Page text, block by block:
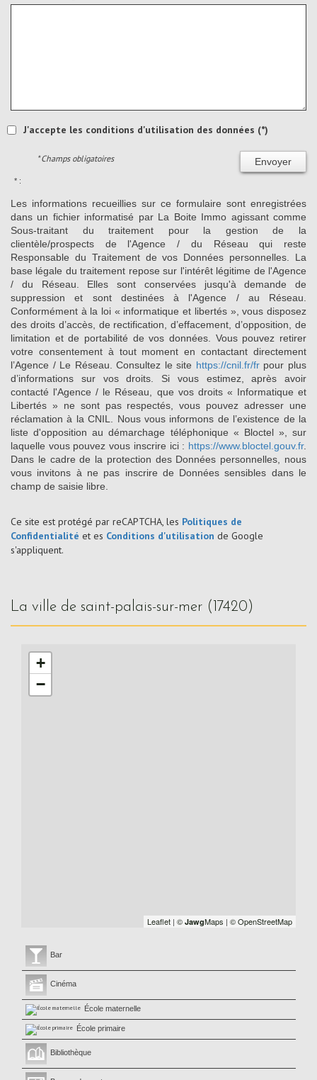
J'accepte les conditions d'utilisation des données (*)
Envoyer
* Champs obligatoires
* :
Les informations recueillies sur ce formulaire sont enregistrées
dans un fichier informatisé par La Boite Immo agissant comme
Sous-traitant du traitement pour la gestion de la
clientèle/prospects de l'Agence / du Réseau qui reste
Responsable du Traitement de vos Données personnelles. La
base légale du traitement repose sur l'intérêt légitime de l'Agence
/ du Réseau. Elles sont conservées jusqu'à demande de
suppression et sont destinées à l'Agence / au Réseau.
Conformément à la loi « informatique et libertés », vous disposez
des droits d’accès, de rectification, d’effacement, d’opposition, de
limitation et de portabilité de vos données. Vous pouvez retirer
votre consentement à tout moment en contactant directement
l’Agence / Le Réseau. Consultez le site https://cnil.fr/frpour plus
d’informations sur vos droits. Si vous estimez, après avoir
contacté l'Agence / le Réseau, que vos droits « Informatique et
Libertés » ne sont pas respectés, vous pouvez adresser une
réclamation à la CNIL. Nous vous informons de l’existence de la
liste d'opposition au démarchage téléphonique « Bloctel », sur
laquelle vous pouvez vous inscrire ici : https://www.bloctel.gouv.fr.
Dans le cadre de la protection des Données personnelles, nous
vous invitons à ne pas inscrire de Données sensibles dans le
champ de saisie libre.
Ce site est protégé par reCAPTCHA, les Politiques de
Confidentialité et es Conditions d'utilisation de Google
s'appliquent.
la ville de saint-palais-sur-mer (17420)
+
−
Leaflet | © JawgMaps | © OpenStreetMap
Bar
Cinéma
École maternelle
École primaire
Bibliothèque